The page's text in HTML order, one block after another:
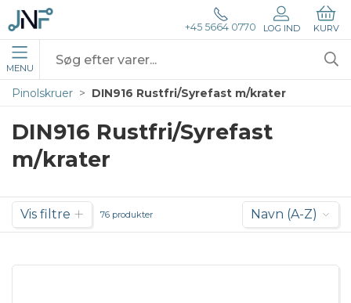
+45 5664 0770 LOG IND KURV
MENU
Pinolskruer DIN916 Rustfri/Syrefast m/krater
DIN916 Rustfri/Syrefast
m/krater
Vis filtre 76 produkter Navn (A-Z)